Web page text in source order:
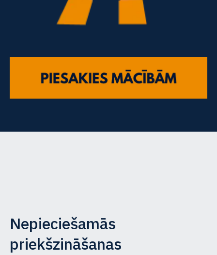
Nepieciešamās
priekšzināšanas